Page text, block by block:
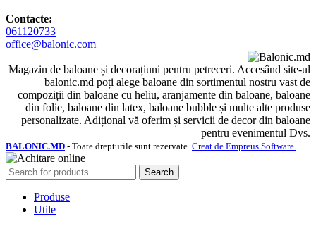
Contacte:
061120733
office@balonic.com
Magazin de baloane și decorațiuni pentru petreceri. Accesând site-ul
balonic.md poți alege baloane din sortimentul nostru vast de
compoziții din baloane cu heliu, aranjamente din baloane, baloane
din folie, baloane din latex, baloane bubble și multe alte produse
personalizate. Adițional vă oferim și servicii de decor din baloane
pentru evenimentul Dvs.
BALONIC.MD - Toate drepturile sunt rezervate. Creat de Empreus Software.
Search
Produse
Utile